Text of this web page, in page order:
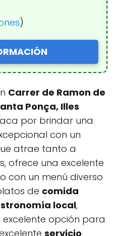
)
Carrer de Ramon de
Ponça, Illes
por brindar una
con un
atrae tanto a
ofrece una excelente
con un menú diverso
de comida
local,
opción para
servicio.